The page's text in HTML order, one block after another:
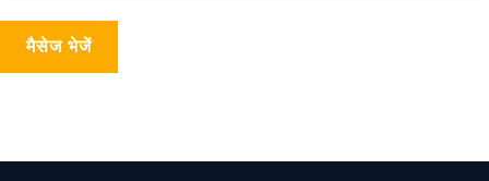
मैसेज भेजें